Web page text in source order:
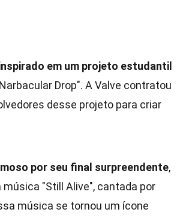
em um projeto estudantil
Drop". A Valve contratou
desse projeto para criar
por seu final surpreendente,
música "Still Alive", cantada por
música se tornou um ícone